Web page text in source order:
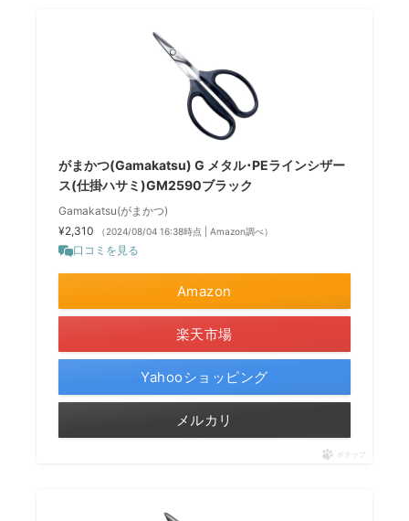
がまかつ(Gamakatsu) G メタル･PEラインシザー
ス(仕掛ハサミ)GM2590ブラック
Gamakatsu(がまかつ)
¥2,310
（2024/08/04 16:38時点 | Amazon調べ）
口コミを見る
Amazon
楽天市場
Yahooショッピング
メルカリ
ポチップ